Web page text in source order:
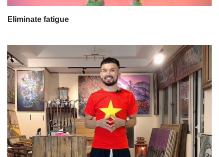
Eliminate fatigue